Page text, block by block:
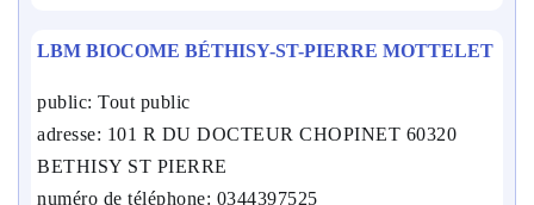
LBM BIOCOME BÉTHISY-ST-PIERRE MOTTELET
public: Tout public
adresse: 101 R DU DOCTEUR CHOPINET 60320
BETHISY ST PIERRE
numéro de téléphone: 0344397525